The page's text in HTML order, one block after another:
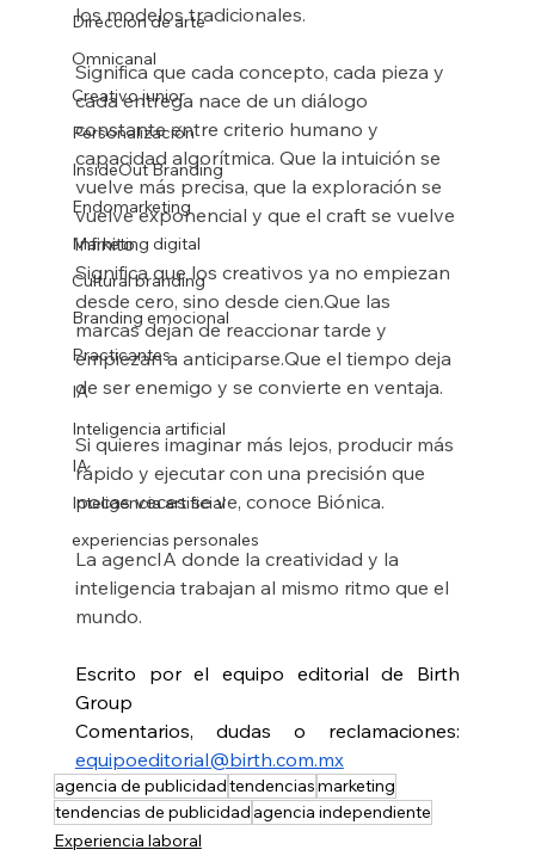
Dirección de arte
Omnicanal
Creativo junior
Personalización
InsideOut Branding
Endomarketing
Marketing digital
Cultural branding
Branding emocional
Practicantes
IA
Inteligencia artificial
IA
Inteligencia artificial
experiencias personales
los modelos tradicionales.
Significa que cada concepto, cada pieza y
cada entrega nace de un diálogo
constante entre criterio humano y
capacidad algorítmica. Que la intuición se
vuelve más precisa, que la exploración se
vuelve exponencial y que el craft se vuelve
infinito.
Significa que los creativos ya no empiezan
desde cero, sino desde cien.Que las
marcas dejan de reaccionar tarde y
empiezan a anticiparse.Que el tiempo deja
de ser enemigo y se convierte en ventaja.
Si quieres imaginar más lejos, producir más
rápido y ejecutar con una precisión que
pocas veces se ve, conoce Biónica.
La agencIA donde la creatividad y la
inteligencia trabajan al mismo ritmo que el
mundo.
Escrito por el equipo editorial de Birth
Group
equipoeditorial@birth.com.mx
agencia de publicidadtendenciasmarketing
tendencias de publicidad agencia independiente
Experiencia laboral